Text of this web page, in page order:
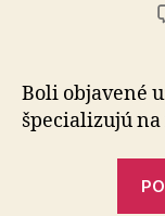
Boli objavené
špe­cia­li­zu­jú